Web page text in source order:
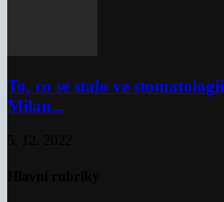
To, co se stalo ve
Milan...